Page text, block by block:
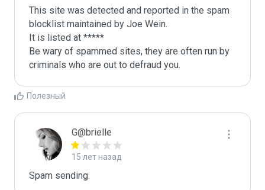
This site was detected and reported in the spam
blocklist maintained by Joe Wein.
It is listed at *****
Be wary of spammed sites, they are often run by
criminals who are out to defraud you.
Полезный
G@brielle
15 лет назад
Spam sending.